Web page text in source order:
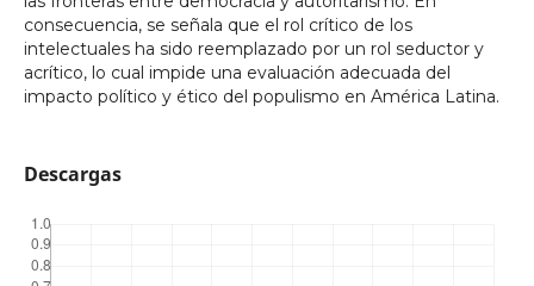
consecuencia, se señala que el rol crítico de los
intelectuales ha sido reemplazado por un rol seductor y
acrítico, lo cual impide una evaluación adecuada del
impacto político y ético del populismo en América Latina.
Descargas